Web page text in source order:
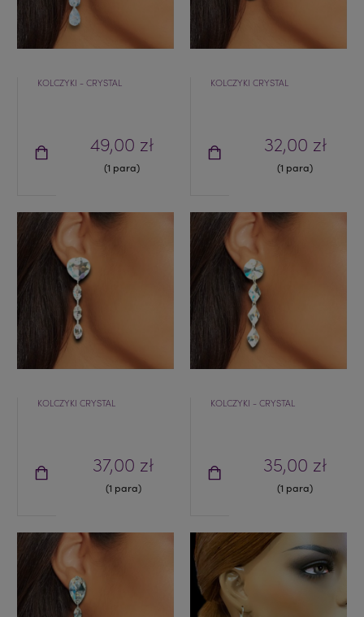
KOLCZYKI - CRYSTAL
49,00 zł
(1 para)
KOLCZYKI CRYSTAL
32,00 zł
(1 para)
KOLCZYKI CRYSTAL
37,00 zł
(1 para)
KOLCZYKI - CRYSTAL
35,00 zł
(1 para)